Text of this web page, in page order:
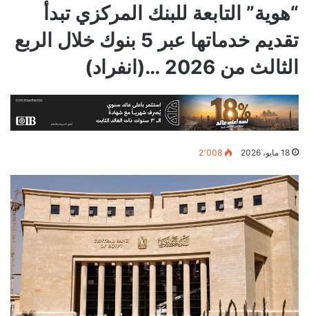
“هوية” التابعة للبنك المركزي تبدأ
تقديم خدماتها عبر 5 بنوك خلال الربع
الثالث من 2026 …(انفراد)
18 مايو، 2026 2٬008